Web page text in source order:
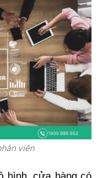
viên
hình, cửa hàng có